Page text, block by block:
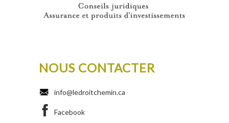
NOUS CONTACTER
info@ledroitchemin.ca
Facebook